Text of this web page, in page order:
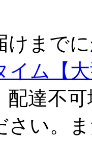
まで
イム【
達不
さい。